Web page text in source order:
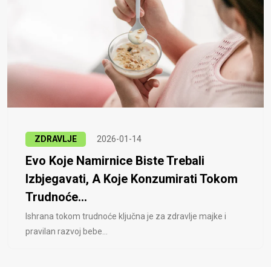
ZDRAVLJE 2026-01-14
Evo Koje Namirnice Biste Trebali
Izbjegavati, A Koje Konzumirati Tokom
Trudnoće...
Ishrana tokom trudnoće ključna je za zdravlje majke i
pravilan razvoj bebe...